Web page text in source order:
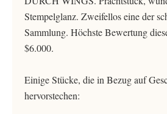
Stempelglanz. Zweifellos eine der
Sammlung. Höchste Bewertung
$6.000.
Einige Stücke, die in Bezug auf
hervorstechen: